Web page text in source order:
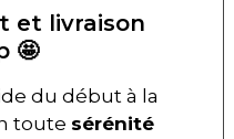
et livraison
🤩
du début à la
toute sérénité